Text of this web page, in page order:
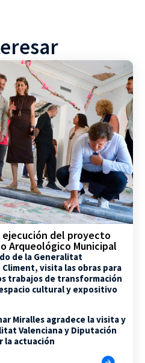
ejecución del proyecto
Arqueológico Municipal
de la Generalitat
Climent, visita las obras para
trabajos de transformación
cultural y expositivo
Miralles agradece la visita y
Valenciana y Diputación
la actuación